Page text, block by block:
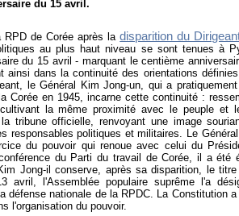
du 15 avril.
de Corée après ladisparition du
au plus haut niveau se sont tenues à
du 15 avril - marquant le centième
ainsi dans la continuité des orientations
le Général Kim Jong-un, qui a
Corée en 1945, incarne cette continuité :
la même proximité avec le peuple et
tribune officielle, renvoyant une image
responsables politiques et militaires. Le
du pouvoir qui renoue avec celui du
du Parti du travail de Corée, il a été
Jong-il conserve, après sa disparition, le
avril, l'Assemblée populaire suprême l'a
défense nationale de la RPDC. La Constitution
l'organisation du pouvoir.